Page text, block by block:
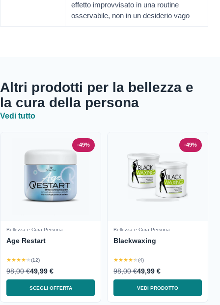
effetto improvvisato in una routine
osservabile, non in un desiderio vago
Altri prodotti per la bellezza e
la cura della persona
Vedi tutto
-49%
Bellezza e Cura Persona
Age Restart
★★★★★(12)
98,00 €49,99 €
SCEGLI OFFERTA
-49%
Bellezza e Cura Persona
Blackwaxing
★★★★★(4)
98,00 €49,99 €
VEDI PRODOTTO